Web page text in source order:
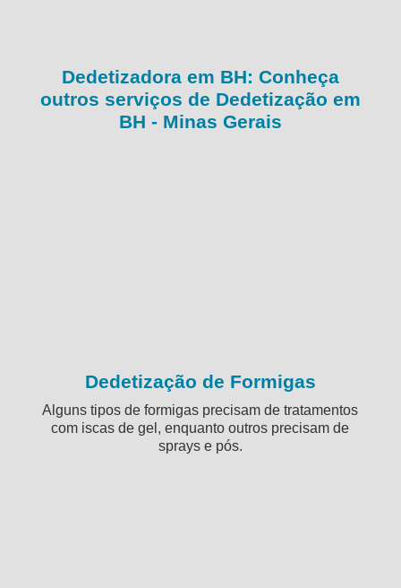
Dedetizadora em BH: Conheça
outros serviços de Dedetização em
BH - Minas Gerais
Dedetização de Formigas
Alguns tipos de formigas precisam de tratamentos
com iscas de gel, enquanto outros precisam de
sprays e pós.